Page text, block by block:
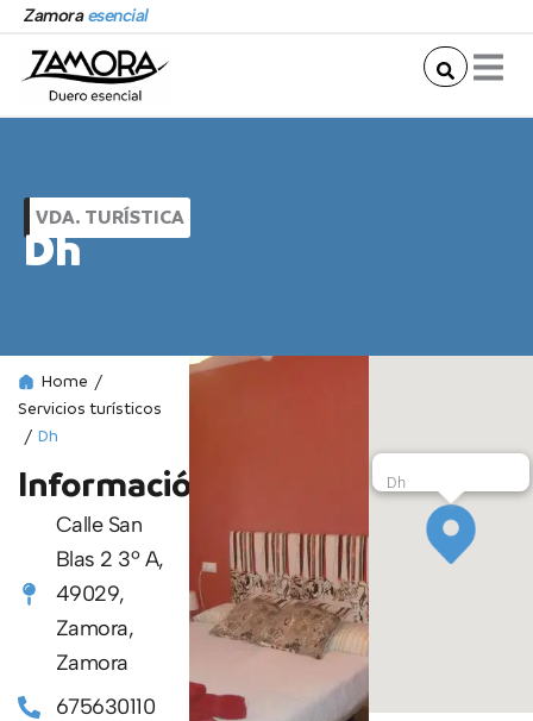
contenido
Zamoraesencial
VDA. TURÍSTICA
Dh
Home /
Servicios turísticos
/ Dh
Información
Calle San
Blas 2 3º A,
49029,
Zamora,
Zamora
675630110
Dh